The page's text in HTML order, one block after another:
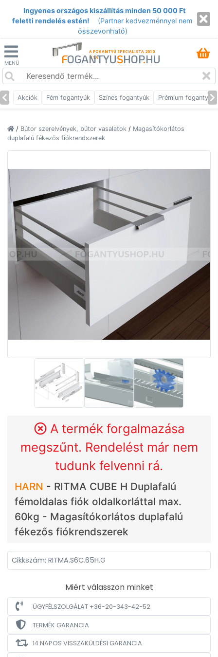
Ingyenes országos kiszállítás minden 50 000 Ft
feletti rendelés estén!
(Partner kedvezménnyel nem
összevonható)
MENÜ
A FOGANTYÚ SPECIALISTA 2010
ÓTA
FOGANTYUSHOP.HU
Akciók Fém fogantyúk Színes fogantyúk Prémium fogantyúk
/ Bútor szerelvények, bútor vasalatok / Magasítókorlátos
duplafalú fékezős fiókrendszerek
A termék forgalmazása
megszűnt. Rendelést már nem
tudunk felvenni rá.
HARN - RITMA CUBE H Duplafalú
fémoldalas fiók oldalkorláttal max.
60kg - Magasítókorlátos duplafalú
fékezős fiókrendszerek
Cikkszám: RITMA.S6C.65H.G
Miért válasszon minket
ÜGYFÉLSZOLGÁLAT +36-20-343-42-52
TERMÉK GARANCIA
14 NAPOS VISSZAKÜLDÉSI GARANCIA